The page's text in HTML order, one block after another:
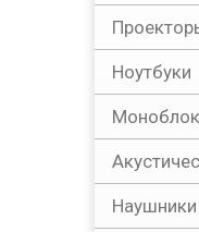
Ноутбуки
Наушники